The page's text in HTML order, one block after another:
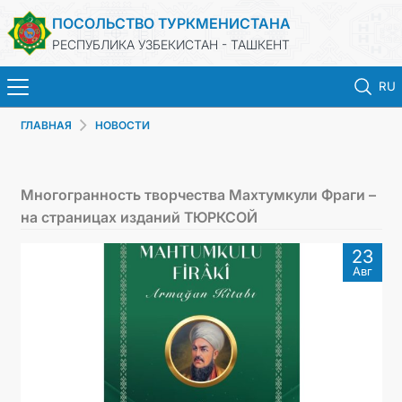
ПОСОЛЬСТВО ТУРКМЕНИСТАНА
РЕСПУБЛИКА УЗБЕКИСТАН - ТАШКЕНТ
RU
КОНСУЛЬСКИЕ УСЛУГИ
МИД
КОНТАКТНЫЕ ДАННЫЕ
ГЛАВНАЯ НОВОСТИ
Многогранность творчества Махтумкули Фраги –
на страницах изданий ТЮРКСОЙ
23
Авг